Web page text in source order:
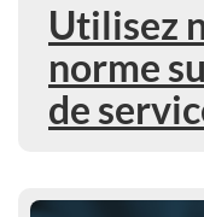
Utilisez
norme
de
En savoir plus :